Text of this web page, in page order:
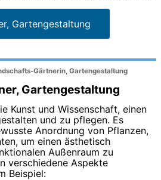
Gartengestaltung
Gärtnerin, Gartengestaltung
Gartengestaltung
Kunst und Wissenschaft, einen
und zu pflegen. Es
Anordnung von Pflanzen,
um einen ästhetisch
Außenraum zu
verschiedene Aspekte
Beispiel: